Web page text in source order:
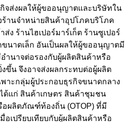
จส่งผลให้ผู้ขออนุญาตและบริษัทใน
ร้านจำหน่ายสินค้าอุปโภคบริโภค
ง ร้านไฮเปอร์มาร์เก็ต ร้านซูเปอร์
ขนาดเล็ก อันเป็นผลให้ผู้ขออนุญาตมี
ำนาจต่อรองกับผู้ผลิตสินค้าหรือ
ขึ้น จึงอาจส่งผลกระทบต่อผู้ผลิต
าะกลุ่มผู้ประกอบธุรกิจขนาดกลาง
ด้แก่ สินค้าเกษตร สินค้าชุมชน
ผลิตภัณฑ์ท้องถิ่น (OTOP) ที่มี
อเปรียบเทียบกับผู้ผลิตสินค้าหรือ